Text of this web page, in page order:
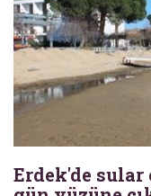
Erdek'de